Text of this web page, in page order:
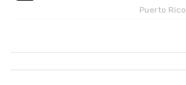
Puerto Rico